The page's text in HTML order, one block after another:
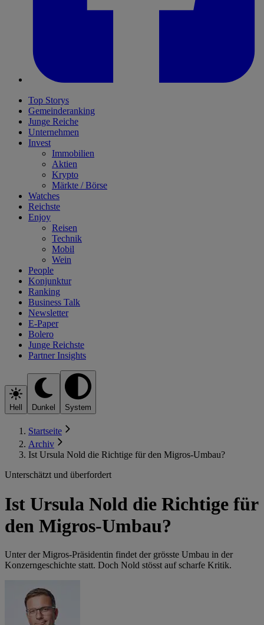
Top Storys
Gemeinderanking
Junge Reiche
Unternehmen
Invest
Immobilien
Aktien
Krypto
Märkte / Börse
Watches
Reichste
Enjoy
Reisen
Technik
Mobil
Wein
People
Konjunktur
Ranking
Business Talk
Newsletter
E-Paper
Bolero
Junge Reichste
Partner Insights
Hell Dunkel System
Startseite
Archiv
Ist Ursula Nold die Richtige für den Migros-Umbau?
Unterschätzt und überfordert
Ist Ursula Nold die Richtige für
den Migros-Umbau?
Unter der Migros-Präsidentin findet der grösste Umbau in der
Konzerngeschichte statt. Doch Nold stösst auf scharfe Kritik.